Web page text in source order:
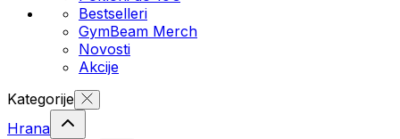
Bestselleri
GymBeam Merch
Novosti
Akcije
Kategorije
Hrana